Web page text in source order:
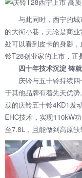
与此同时，西宁的
的大街小巷，无论是商
处可以看到皮卡的身影
铃T28创业家的上市，正
四十年技术沉淀 铸
庆铃与五十铃持续
于其他品牌有着先天优
载的庆铃五十铃4KD1发
EHC技术，实现110kW
至7.8L，且能做到高原缺